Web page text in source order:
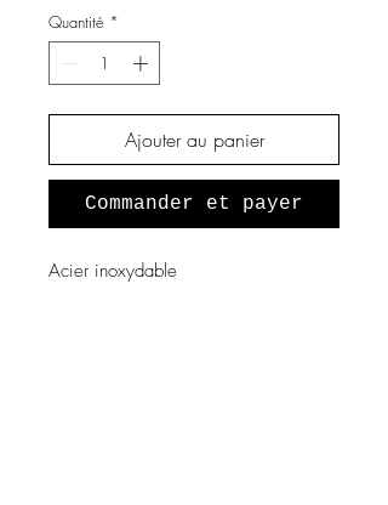
Quantité *
Ajouter au panier
Commander et payer
Acier inoxydable